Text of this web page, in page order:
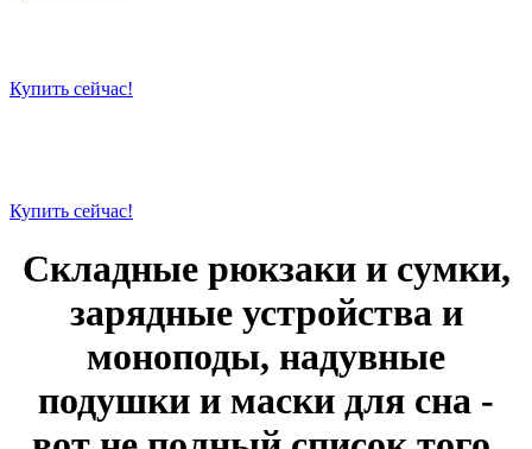
Купить сейчас!
Купить сейчас!
Складные рюкзаки и сумки,
зарядные устройства и
моноподы, надувные
подушки и маски для сна -